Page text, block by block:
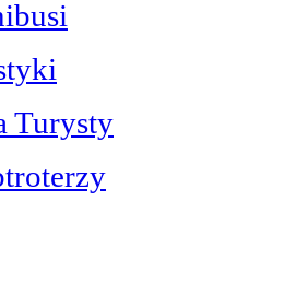
Turysty